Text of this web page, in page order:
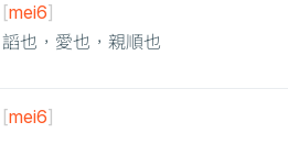
[mei6]
謟也，愛也，親順也
[mei6]